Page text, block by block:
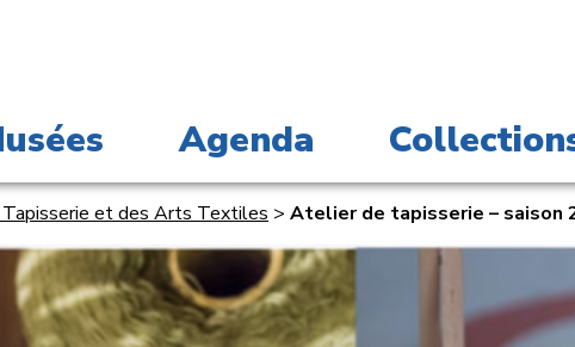
Agenda
et des Arts Textiles > Atelier de tapisserie – saison